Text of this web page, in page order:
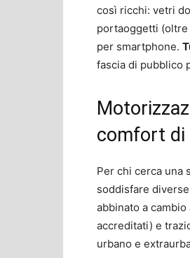
così ricchi: vetri
portaoggetti
per smartphone.
fascia di pubblico
comfort di
Per chi cerca una
soddisfare
abbinato a
accreditati) e
urbano e